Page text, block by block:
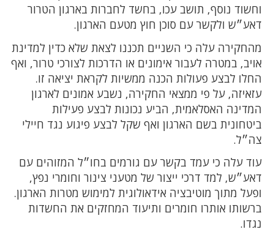
וחשוד נוסף, תושב עכו, בחשד לחברות בארגון הטרור
דאע״ש ולקשר עם סוכן חוץ מטעם הארגון.
מהחקירה עלה כי השניים תכננו לצאת שלא כדין למדינת
אויב, במטרה לעבור אימונים או הדרכות לצורכי טרור, ואף
החלו לבצע פעולות הכנה ממשיות לקראת יציאה זו.
עזאיזה, על פי ממצאי החקירה, נשבע אמונים לארגון
המדינה האסלאמית, הביע נכונות לבצע פעילות
ביטחונית בשם הארגון ואף שקל לבצע פיגוע נגד חיילי
צה״ל.
עוד עלה כי עמד בקשר עם גורמים בחו״ל המזוהים עם
דאע״ש, למד דרכי ייצור של מטעני צינור וחומרי נפץ,
ופעל מתוך מוטיבציה אידאולוגית למימוש מטרות הארגון.
ברשותו אותרו חומרים ותיעוד המחזקים את החשדות
נגדו.